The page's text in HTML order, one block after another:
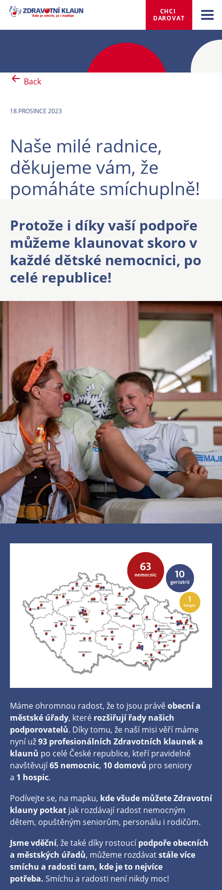
CHCI
DAROVAT
Back
18.PROSINCE 2023
Naše milé radnice,
děkujeme vám, že
pomáháte smíchuplně!
Protože i díky vaší podpoře
můžeme klaunovat skoro v
každé dětské nemocnici, po
celé republice!
Máme ohromnou radost, že to jsou právěobecní a
městské úřady, které rozšiřují řady našich
podporovatelů. Díky tomu, že naší misi věří máme
nyní už93 profesionálních Zdravotních klaunek a
klaunů po celé České republice, kteří pravidelně
navštěvují65 nemocnic, 10domovů pro seniory
a 1 hospic.
Podívejte se, na mapku, kde všude můžete Zdravotní
klauny potkat jak rozdávají radost nemocným
dětem, opuštěným seniorům, personálu i rodičům.
Jsme vděční, že také díky rostoucípodpoře obecních
a městských úřadů, můžeme rozdávatstále více
smíchu a radosti tam, kde je to nejvíce
potřeba. Smíchu a radosti není nikdy moc!